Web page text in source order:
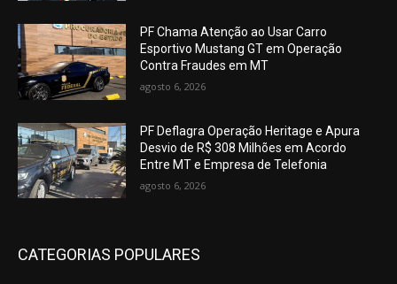
PF Chama Atenção ao Usar Carro
Esportivo Mustang GT em Operação
Contra Fraudes em MT
agosto 6, 2026
PF Deflagra Operação Heritage e Apura
Desvio de R$ 308 Milhões em Acordo
Entre MT e Empresa de Telefonia
agosto 6, 2026
CATEGORIAS POPULARES